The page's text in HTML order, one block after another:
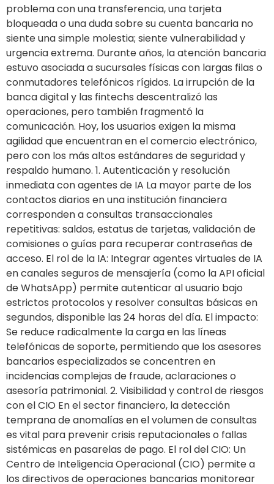
problema con una transferencia, una tarjeta
bloqueada o una duda sobre su cuenta bancaria no
siente una simple molestia; siente vulnerabilidad y
urgencia extrema. Durante años, la atención bancaria
estuvo asociada a sucursales físicas con largas filas o
conmutadores telefónicos rígidos. La irrupción de la
banca digital y las fintechs descentralizó las
operaciones, pero también fragmentó la
comunicación. Hoy, los usuarios exigen la misma
agilidad que encuentran en el comercio electrónico,
pero con los más altos estándares de seguridad y
respaldo humano. 1. Autenticación y resolución
inmediata con agentes de IA La mayor parte de los
contactos diarios en una institución financiera
corresponden a consultas transaccionales
repetitivas: saldos, estatus de tarjetas, validación de
comisiones o guías para recuperar contraseñas de
acceso. El rol de la IA: Integrar agentes virtuales de IA
en canales seguros de mensajería (como la API oficial
de WhatsApp) permite autenticar al usuario bajo
estrictos protocolos y resolver consultas básicas en
segundos, disponible las 24 horas del día. El impacto:
Se reduce radicalmente la carga en las líneas
telefónicas de soporte, permitiendo que los asesores
bancarios especializados se concentren en
incidencias complejas de fraude, aclaraciones o
asesoría patrimonial. 2. Visibilidad y control de riesgos
con el CIO En el sector financiero, la detección
temprana de anomalías en el volumen de consultas
es vital para prevenir crisis reputacionales o fallas
sistémicas en pasarelas de pago. El rol del CIO: Un
Centro de Inteligencia Operacional (CIO) permite a
los directivos de operaciones bancarias monitorear